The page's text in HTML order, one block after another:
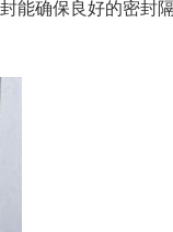
能确保良好的密